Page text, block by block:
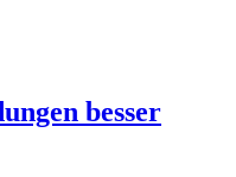
besser